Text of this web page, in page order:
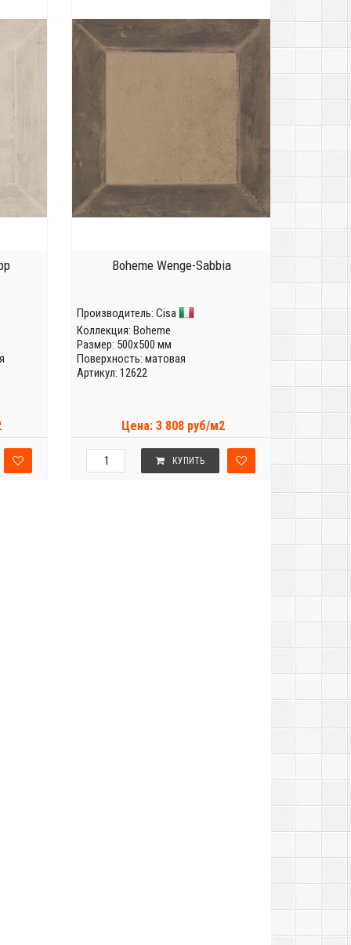
Boheme Wenge-Sabbia
Производитель: Cisa
Коллекция: Boheme
Размер: 500x500 мм
Поверхность: матовая
Артикул: 12622
Цена: 3 808 руб/м2
КУПИТЬ